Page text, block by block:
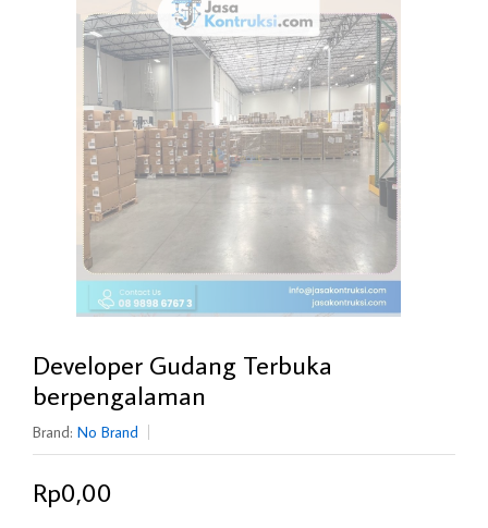
Developer Gudang Terbuka
berpengalaman
Brand: No Brand
Rp0,00